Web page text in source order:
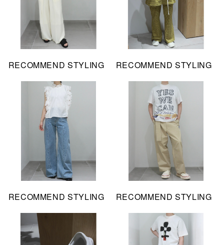
RECOMMEND STYLING RECOMMEND STYLING
RECOMMEND STYLING RECOMMEND STYLING